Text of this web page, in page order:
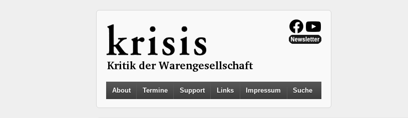
About Termine Support Links Impressum Suche